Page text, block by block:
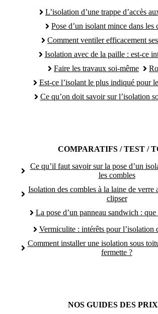
L’isolation d’une trappe d’accès
Pose d’un isolant mince dans les
Comment ventiler efficacement
Isolation avec de la paille : est-ce
Faire les travaux soi-même
Est-ce l’isolant le plus indiqué pour
Ce qu’on doit savoir sur l’isolation
COMPARATIFS / TEST /
Ce qu’il faut savoir sur la pose d’un
les combles
Isolation des combles à la laine de verre
clipser
La pose d’un panneau sandwich :
Vermiculite : intérêts pour l’isolation
Comment installer une isolation sous
fermette ?
NOS GUIDES DES PRIX